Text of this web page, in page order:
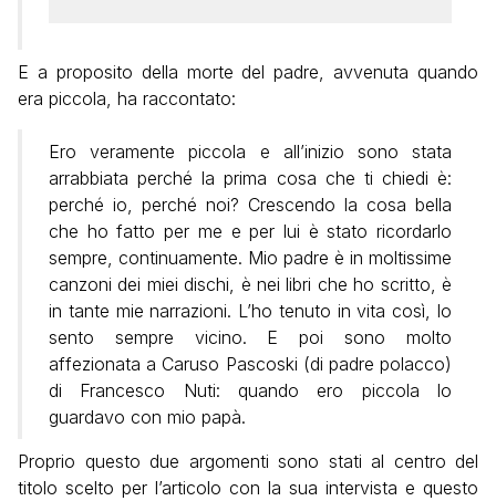
E a proposito della morte del padre, avvenuta quando
era piccola, ha raccontato:
Ero veramente piccola e all’inizio sono stata
arrabbiata perché la prima cosa che ti chiedi è:
perché io, perché noi? Crescendo la cosa bella
che ho fatto per me e per lui è stato ricordarlo
sempre, continuamente. Mio padre è in moltissime
canzoni dei miei dischi, è nei libri che ho scritto, è
in tante mie narrazioni. L’ho tenuto in vita così, lo
sento sempre vicino. E poi sono molto
affezionata a Caruso Pascoski (di padre polacco)
di Francesco Nuti: quando ero piccola lo
guardavo con mio papà.
Proprio questo due argomenti sono stati al centro del
titolo scelto per l’articolo con la sua intervista e questo